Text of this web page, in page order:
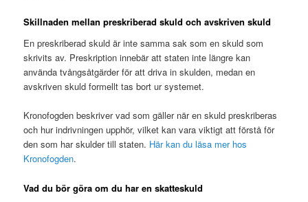
Skillnaden mellan preskriberad skuld och avskriven skuld
En preskriberad skuld är inte samma sak som en skuld som
skrivits av. Preskription innebär att staten inte längre kan
använda tvångsåtgärder för att driva in skulden, medan en
avskriven skuld formellt tas bort ur systemet.
Kronofogden beskriver vad som gäller när en skuld preskriberas
och hur indrivningen upphör, vilket kan vara viktigt att förstå för
den som har skulder till staten. Här kan du läsa mer hos
Kronofogden.
Vad du bör göra om du har en skatteskuld